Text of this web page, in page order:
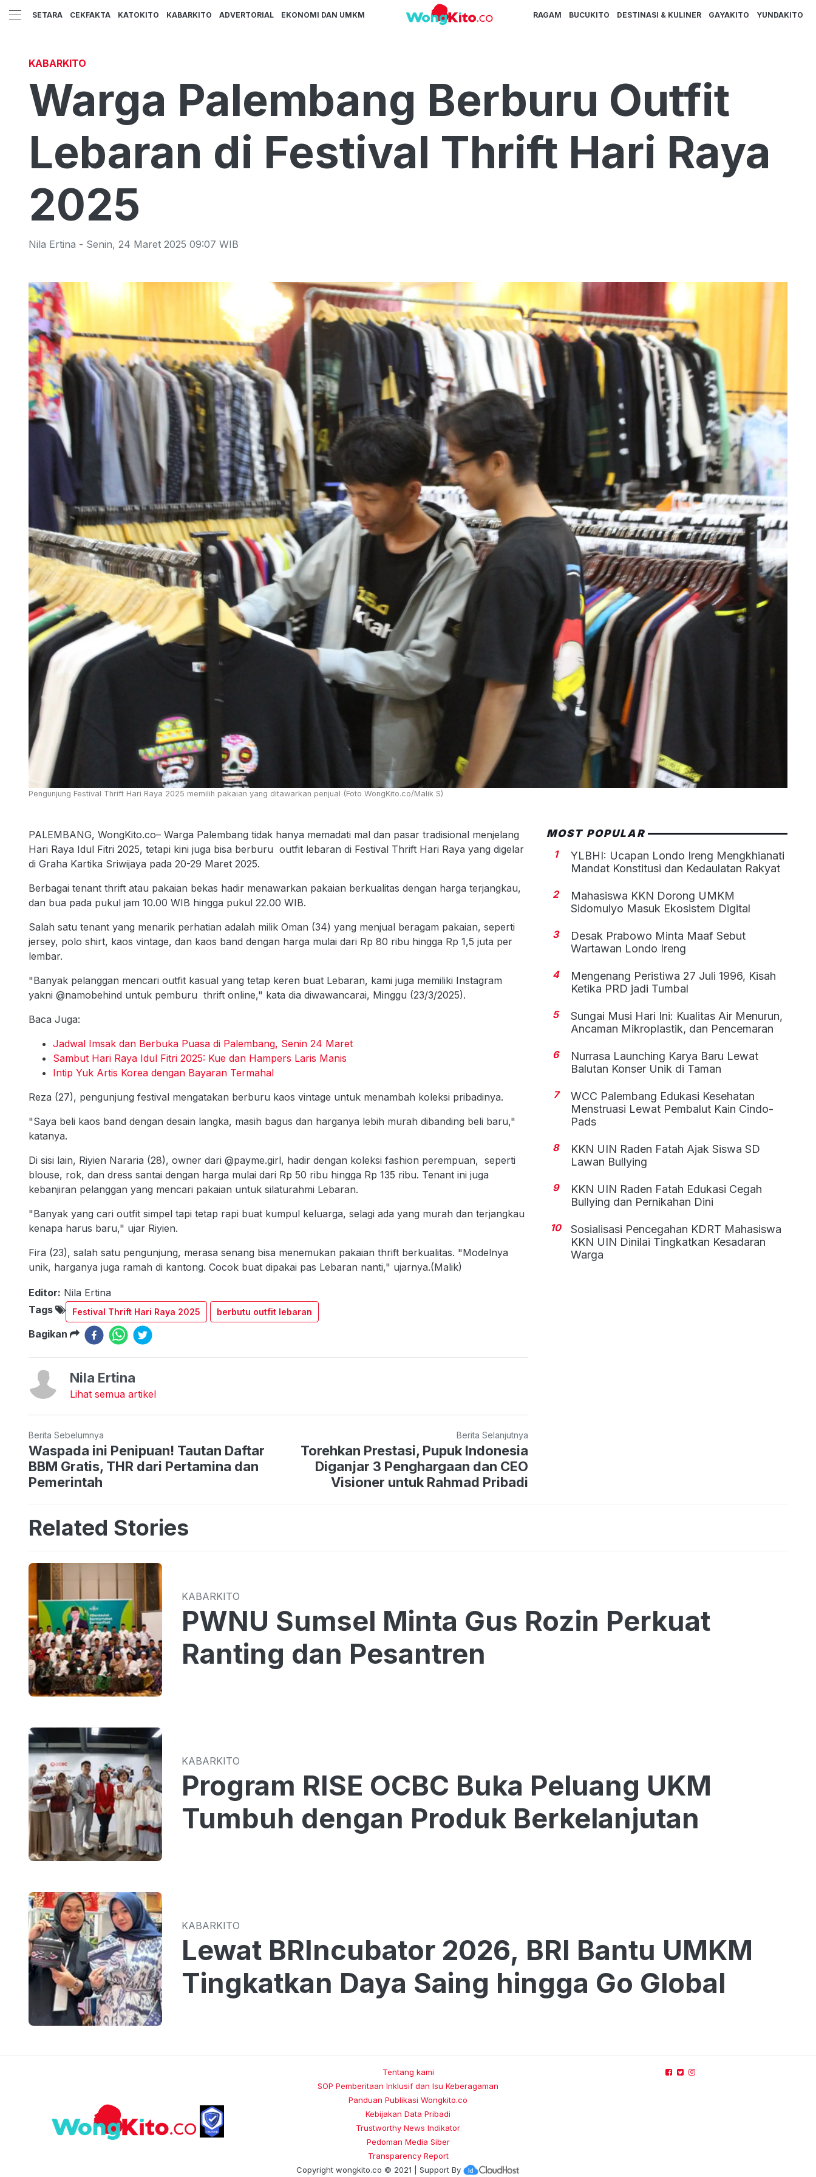
SETARA CEKFAKTA KATOKITO KABARKITO ADVERTORIAL EKONOMI DAN UMKM RAGAM BUCUKITO DESTINASI & KULINER GAYAKITO YUNDAKITO
KABARKITO
Warga Palembang Berburu Outfit
Lebaran di Festival Thrift Hari Raya
2025
Nila Ertina - Senin, 24 Maret 2025 09:07 WIB
Pengunjung Festival Thrift Hari Raya 2025 memilih pakaian yang ditawarkan penjual (Foto WongKito.co/Malik S)
PALEMBANG, WongKito.co– Warga Palembang tidak hanya memadati mal dan pasar tradisional menjelang
Hari Raya Idul Fitri 2025, tetapi kini juga bisa berburu outfit lebaran di Festival Thrift Hari Raya yang digelar
di Graha Kartika Sriwijaya pada 20-29 Maret 2025.
Berbagai tenant thrift atau pakaian bekas hadir menawarkan pakaian berkualitas dengan harga terjangkau,
dan bua pada pukul jam 10.00 WIB hingga pukul 22.00 WIB.
Salah satu tenant yang menarik perhatian adalah milik Oman (34) yang menjual beragam pakaian, seperti
jersey, polo shirt, kaos vintage, dan kaos band dengan harga mulai dari Rp 80 ribu hingga Rp 1,5 juta per
lembar.
"Banyak pelanggan mencari outfit kasual yang tetap keren buat Lebaran, kami juga memiliki Instagram
yakni @namobehind untuk pemburu thrift online," kata dia diwawancarai, Minggu (23/3/2025).
Baca Juga:
Jadwal Imsak dan Berbuka Puasa di Palembang, Senin 24 Maret
Sambut Hari Raya Idul Fitri 2025: Kue dan Hampers Laris Manis
Intip Yuk Artis Korea dengan Bayaran Termahal
Reza (27), pengunjung festival mengatakan berburu kaos vintage untuk menambah koleksi pribadinya.
"Saya beli kaos band dengan desain langka, masih bagus dan harganya lebih murah dibanding beli baru,"
katanya.
Di sisi lain, Riyien Nararia (28), owner dari @payme.girl, hadir dengan koleksi fashion perempuan, seperti
blouse, rok, dan dress santai dengan harga mulai dari Rp 50 ribu hingga Rp 135 ribu. Tenant ini juga
kebanjiran pelanggan yang mencari pakaian untuk silaturahmi Lebaran.
"Banyak yang cari outfit simpel tapi tetap rapi buat kumpul keluarga, selagi ada yang murah dan terjangkau
kenapa harus baru," ujar Riyien.
Fira (23), salah satu pengunjung, merasa senang bisa menemukan pakaian thrift berkualitas. "Modelnya
unik, harganya juga ramah di kantong. Cocok buat dipakai pas Lebaran nanti," ujarnya.(Malik)
Editor: Nila Ertina
Tags
Festival Thrift Hari Raya 2025 berbutu outfit lebaran
Bagikan
Nila Ertina
Lihat semua artikel
Berita Sebelumnya
Waspada ini Penipuan! Tautan Daftar
BBM Gratis, THR dari Pertamina dan
Pemerintah
Berita Selanjutnya
Torehkan Prestasi, Pupuk Indonesia
Diganjar 3 Penghargaan dan CEO
Visioner untuk Rahmad Pribadi
MOST POPULAR
1
YLBHI: Ucapan Londo Ireng Mengkhianati
Mandat Konstitusi dan Kedaulatan Rakyat
2
Mahasiswa KKN Dorong UMKM
Sidomulyo Masuk Ekosistem Digital
3
Desak Prabowo Minta Maaf Sebut
Wartawan Londo Ireng
4
Mengenang Peristiwa 27 Juli 1996, Kisah
Ketika PRD jadi Tumbal
5
Sungai Musi Hari Ini: Kualitas Air Menurun,
Ancaman Mikroplastik, dan Pencemaran
6
Nurrasa Launching Karya Baru Lewat
Balutan Konser Unik di Taman
7
WCC Palembang Edukasi Kesehatan
Menstruasi Lewat Pembalut Kain Cindo-
Pads
8
KKN UIN Raden Fatah Ajak Siswa SD
Lawan Bullying
9
KKN UIN Raden Fatah Edukasi Cegah
Bullying dan Pernikahan Dini
10
Sosialisasi Pencegahan KDRT Mahasiswa
KKN UIN Dinilai Tingkatkan Kesadaran
Warga
Related Stories
KABARKITO
PWNU Sumsel Minta Gus Rozin Perkuat
Ranting dan Pesantren
KABARKITO
Program RISE OCBC Buka Peluang UKM
Tumbuh dengan Produk Berkelanjutan
KABARKITO
Lewat BRIncubator 2026, BRI Bantu UMKM
Tingkatkan Daya Saing hingga Go Global
Tentang kami
SOP Pemberitaan Inklusif dan Isu Keberagaman
Panduan Publikasi Wongkito.co
Kebijakan Data Pribadi
Trustworthy News Indikator
Pedoman Media Siber
Transparency Report
Copyright wongkito.co © 2021 | Support By